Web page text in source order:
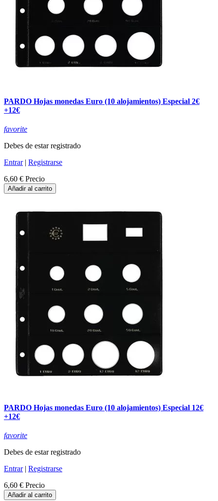
PARDO Hojas monedas Euro (10 alojamientos) Especial 2€
+12€
favorite
Debes de estar registrado
Entrar| Registrarse
6,60 € Precio
Añadir al carrito
PARDO Hojas monedas Euro (10 alojamientos) Especial 12€
+12€
favorite
Debes de estar registrado
Entrar| Registrarse
6,60 € Precio
Añadir al carrito